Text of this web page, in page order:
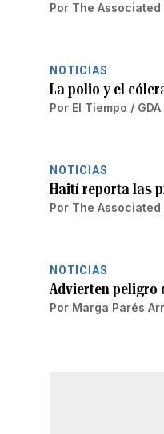
Por The Associated
NOTICIAS
La polio y el
Por El Tiempo / GDA
NOTICIAS
Haití reporta las
Por The Associated
NOTICIAS
Advierten peligro
Por Marga Parés